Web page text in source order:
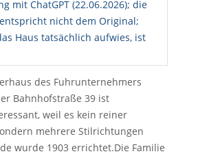
des Fuhrunternehmers
Bahnhofstraße 39 ist
weil es kein reiner
mehrere Stilrichtungen
wurde 1903 errichtet.Die Familie